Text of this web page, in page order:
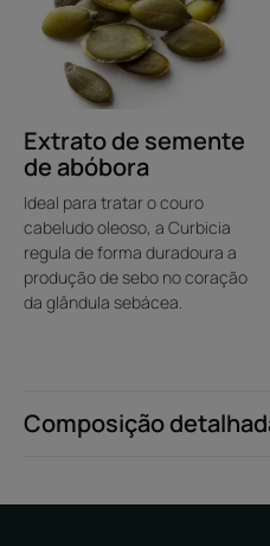
cabelo fica fresco e leve.
Composição
Extrato de semente
de abóbora
Ideal para tratar o couro
cabeludo oleoso, a Curbicia
regula de forma duradoura a
produção de sebo no coração
da glândula sebácea.